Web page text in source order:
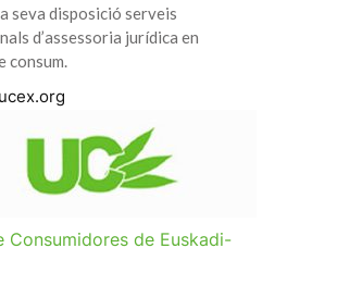
seva disposició serveis
d’assessoria jurídica en
consum.
Consumidores de Euskadi-